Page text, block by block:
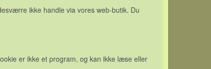
ikke handle via vores web-butik. Du
er ikke et program, og kan ikke læse eller